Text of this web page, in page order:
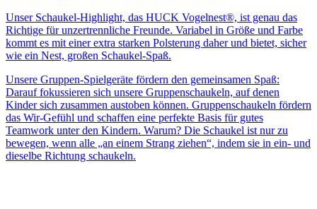
Unser Schaukel-Highlight, das HUCK Vogelnest®, ist genau das
Richtige für unzertrennliche Freunde. Variabel in Größe und Farbe
kommt es mit einer extra starken Polsterung daher und bietet, sicher
wie ein Nest, großen Schaukel-Spaß.
Unsere Gruppen-Spielgeräte fördern den gemeinsamen Spaß:
Darauf fokussieren sich unsere Gruppenschaukeln, auf denen
Kinder sich zusammen austoben können. Gruppenschaukeln fördern
das Wir-Gefühl und schaffen eine perfekte Basis für gutes
Teamwork unter den Kindern. Warum? Die Schaukel ist nur zu
bewegen, wenn alle „an einem Strang ziehen“, indem sie in ein- und
dieselbe Richtung schaukeln.